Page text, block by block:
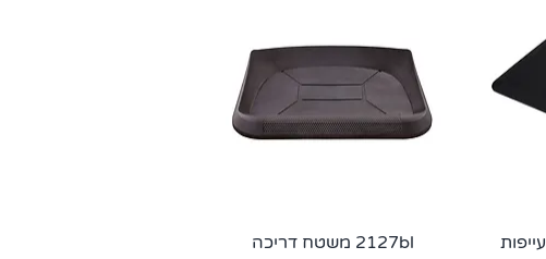
2127bl משטח דריכה